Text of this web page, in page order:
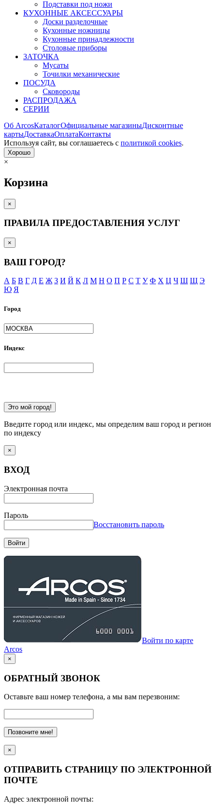
Подставки под ножи
КУХОННЫЕ АКСЕССУАРЫ
Доски разделочные
Кухонные ножницы
Кухонные принадлежности
Столовые приборы
ЗАТОЧКА
Мусаты
Точилки механические
ПОСУДА
Сковороды
РАСПРОДАЖА
СЕРИИ
Об ArcosКаталогОфициальные магазиныДисконтные
картыДоставкаОплатаКонтакты
Используя сайт, вы согла­шаетесь с политикой cookies.
Хорошо
×
Корзина
×
ПРАВИЛА ПРЕДОСТАВЛЕНИЯ УСЛУГ
×
ВАШ ГОРОД?
А Б В Г Д Е Ж З И Й К Л М Н О П Р С Т У Ф Х Ц Ч Ш Щ Э
Ю Я
Город
Индекс
Это мой город!
Введите город или индекс, мы определим ваш город и регион
по индексу
×
ВХОД
Электронная почта
Пароль
Восстановить пароль
Войти
Войти по карте
Arcos
×
ОБРАТНЫЙ ЗВОНОК
Оставьте ваш номер телефона, а мы вам перезвоним:
Позвоните мне!
×
ОТПРАВИТЬ СТРАНИЦУ ПО ЭЛЕКТРОННОЙ
ПОЧТЕ
Адрес электронной почты: